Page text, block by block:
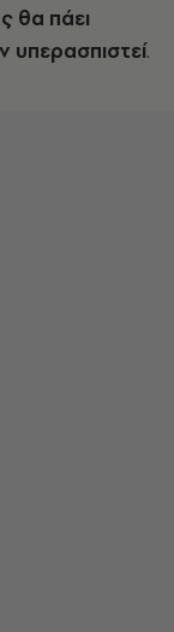
θα πάει
υπερασπιστεί.